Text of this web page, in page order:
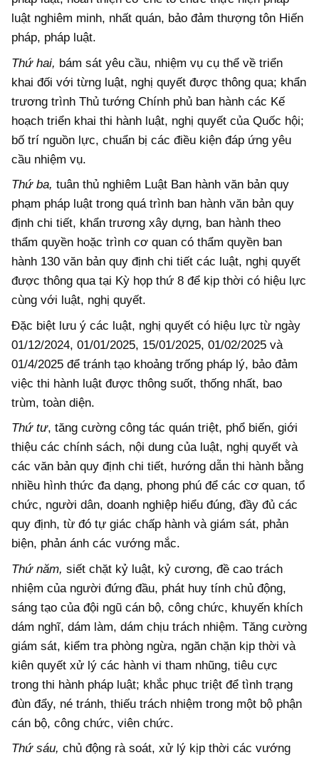
luật nghiêm minh, nhất quán, bảo đảm thượng tôn Hiến
pháp, pháp luật.
Thứ hai, bám sát yêu cầu, nhiệm vụ cụ thể về triển
khai đối với từng luật, nghị quyết được thông qua; khẩn
trương trình Thủ tướng Chính phủ ban hành các Kế
hoạch triển khai thi hành luật, nghị quyết của Quốc hội;
bố trí nguồn lực, chuẩn bị các điều kiện đáp ứng yêu
cầu nhiệm vụ.
Thứ ba, tuân thủ nghiêm Luật Ban hành văn bản quy
phạm pháp luật trong quá trình ban hành văn bản quy
định chi tiết, khẩn trương xây dựng, ban hành theo
thẩm quyền hoặc trình cơ quan có thẩm quyền ban
hành 130 văn bản quy định chi tiết các luật, nghị quyết
được thông qua tại Kỳ họp thứ 8 để kịp thời có hiệu lực
cùng với luật, nghị quyết.
Đặc biệt lưu ý các luật, nghị quyết có hiệu lực từ ngày
01/12/2024, 01/01/2025, 15/01/2025, 01/02/2025 và
01/4/2025 để tránh tạo khoảng trống pháp lý, bảo đảm
việc thi hành luật được thông suốt, thống nhất, bao
trùm, toàn diện.
Thứ tư, tăng cường công tác quán triệt, phổ biến, giới
thiệu các chính sách, nội dung của luật, nghị quyết và
các văn bản quy định chi tiết, hướng dẫn thi hành bằng
nhiều hình thức đa dạng, phong phú để các cơ quan, tổ
chức, người dân, doanh nghiệp hiểu đúng, đầy đủ các
quy định, từ đó tự giác chấp hành và giám sát, phản
biện, phản ánh các vướng mắc.
Thứ năm, siết chặt kỷ luật, kỷ cương, đề cao trách
nhiệm của người đứng đầu, phát huy tính chủ động,
sáng tạo của đội ngũ cán bộ, công chức, khuyến khích
dám nghĩ, dám làm, dám chịu trách nhiệm. Tăng cường
giám sát, kiểm tra phòng ngừa, ngăn chặn kịp thời và
kiên quyết xử lý các hành vi tham nhũng, tiêu cực
trong thi hành pháp luật; khắc phục triệt để tình trạng
đùn đẩy, né tránh, thiếu trách nhiệm trong một bộ phận
cán bộ, công chức, viên chức.
Thứ sáu, chủ động rà soát, xử lý kịp thời các vướng